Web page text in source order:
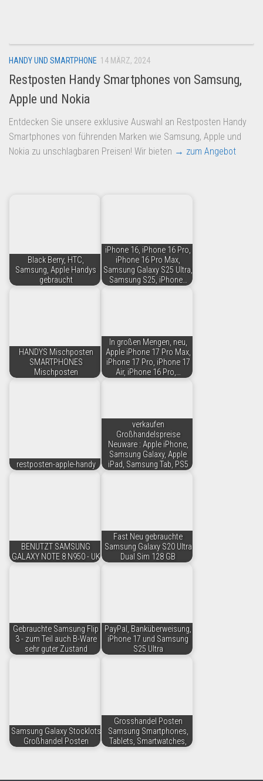
Amazon
Aldi
Lidl
Kostenlos verkaufen
Anmelden
HANDY UND SMARTPHONE 14 MÄRZ, 2024
Restposten Handy Smartphones von Samsung,
Apple und Nokia
Entdecken Sie unsere exklusive Auswahl an Restposten Handy
Smartphones von führenden Marken wie Samsung, Apple und
Nokia zu unschlagbaren Preisen! Wir bieten → zum Angebot
Black Berry, HTC,
Samsung, Apple Handys
gebraucht
iPhone 16, iPhone 16 Pro,
iPhone 16 Pro Max,
Samsung Galaxy S25 Ultra,
Samsung S25, iPhone…
HANDYS Mischposten
SMARTPHONES
Mischposten
In großen Mengen, neu,
Apple iPhone 17 Pro Max,
iPhone 17 Pro, iPhone 17
Air, iPhone 16 Pro,…
restposten-apple-handy
verkaufen
Großhandelspreise
Neuware : Apple iPhone,
Samsung Galaxy, Apple
iPad, Samsung Tab, PS5
BENUTZT SAMSUNG
GALAXY NOTE 8 N950 - UK
Fast Neu gebrauchte
Samsung Galaxy S20 Ultra
Dual Sim 128 GB
Gebrauchte Samsung Flip
3 - zum Teil auch B-Ware
sehr guter Zustand
PayPal, Banküberweisung,
iPhone 17 und Samsung
S25 Ultra
Samsung Galaxy Stocklots
Großhandel Posten
Grosshandel Posten
Samsung Smartphones,
Tablets, Smartwatches,